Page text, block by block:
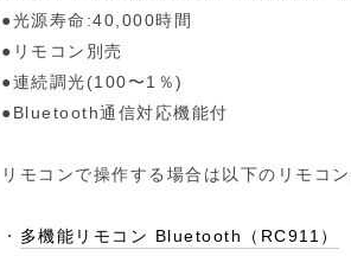
●光源寿命:40,000時間
●リモコン別売
●連続調光(100〜1％)
●Bluetooth通信対応機能付
リモコンで操作する場合は以下のリモコ
・ 多機能リモコン Bluetooth（RC911）